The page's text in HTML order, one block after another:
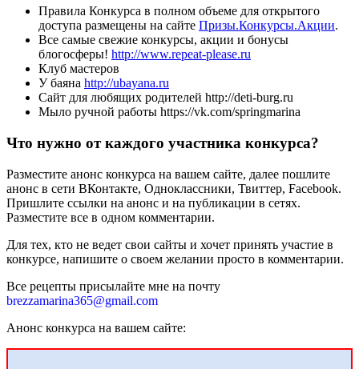
Правила Конкурса в полном объеме для открытого
доступа размещены на сайте Призы.Конкурсы.Акции.
Все самые свежие конкурсы, акции и бонусы
блогосферы! http://www.repeat-please.ru
Клуб мастеров
У баяна http://ubayana.ru
Сайт для любящих родителей http://deti-burg.ru
Мыло ручной работы https://vk.com/springmarina
Что нужно от каждого участника конкурса?
Разместите анонс конкурса на вашем сайте, далее пошлите
анонс в сети ВКонтакте, Одноклассники, Твиттер, Facebook.
Пришлите ссылки на анонс и на публикации в сетях.
Разместите все в одном комментарии.
Для тех, кто не ведет свои сайты и хочет принять участие в
конкурсе, напишите о своем желании просто в комментарии.
Все рецепты присылайте мне на почту
brezzamarina365@gmail.com
Анонс конкурса на вашем сайте: